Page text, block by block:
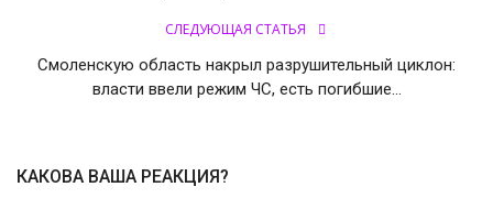
ПОЛИТИКА
ЗДОРОВЬЕ
СЛЕДУЮЩАЯ СТАТЬЯ
Смоленскую область накрыл разрушительный циклон:
власти ввели режим ЧС, есть погибшие...
КАКОВА ВАША РЕАКЦИЯ?